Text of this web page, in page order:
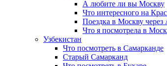
А любите ли вы Москву
Что интересного на
Поездка в Москву
Что я посмотрела в
Узбекистан
Что посмотреть в Самарканде
Старый Самарканд